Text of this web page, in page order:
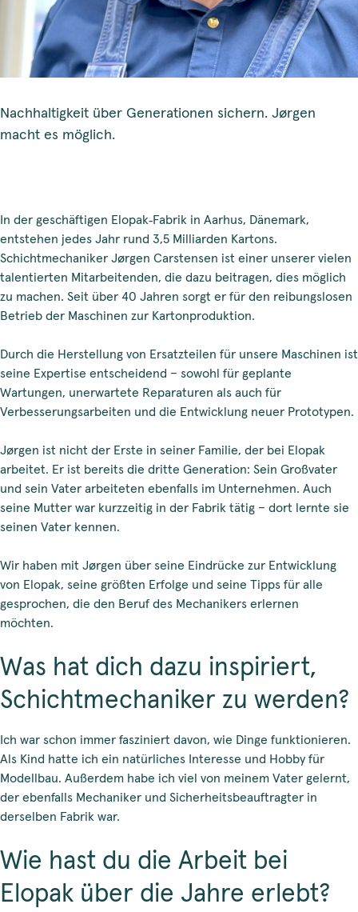
Nachhaltigkeit über Generationen sichern. Jørgen
macht es möglich.
In der geschäftigen Elopak‑Fabrik in Aarhus, Dänemark,
entstehen jedes Jahr rund 3,5 Milliarden Kartons.
Schichtmechaniker Jørgen Carstensen ist einer unserer vielen
talentierten Mitarbeitenden, die dazu beitragen, dies möglich
zu machen. Seit über 40 Jahren sorgt er für den reibungslosen
Betrieb der Maschinen zur Kartonproduktion.
Durch die Herstellung von Ersatzteilen für unsere Maschinen ist
seine Expertise entscheidend – sowohl für geplante
Wartungen, unerwartete Reparaturen als auch für
Verbesserungsarbeiten und die Entwicklung neuer Prototypen.
Jørgen ist nicht der Erste in seiner Familie, der bei Elopak
arbeitet. Er ist bereits die dritte Generation: Sein Großvater
und sein Vater arbeiteten ebenfalls im Unternehmen. Auch
seine Mutter war kurzzeitig in der Fabrik tätig – dort lernte sie
seinen Vater kennen.
Wir haben mit Jørgen über seine Eindrücke zur Entwicklung
von Elopak, seine größten Erfolge und seine Tipps für alle
gesprochen, die den Beruf des Mechanikers erlernen
möchten.
Was hat dich dazu inspiriert,
Schichtmechaniker zu werden?
Ich war schon immer fasziniert davon, wie Dinge funktionieren.
Als Kind hatte ich ein natürliches Interesse und Hobby für
Modellbau. Außerdem habe ich viel von meinem Vater gelernt,
der ebenfalls Mechaniker und Sicherheitsbeauftragter in
derselben Fabrik war.
Wie hast du die Arbeit bei
Elopak über die Jahre erlebt?